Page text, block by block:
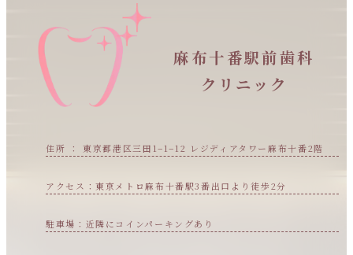
麻布十番駅前歯科
クリニック
住所 ： 東京都港区三田1−1−12 レジディアタワー麻布十番2階
アクセス：東京メトロ麻布十番駅3番出口より徒歩2分
駐車場：近隣にコインパーキングあり